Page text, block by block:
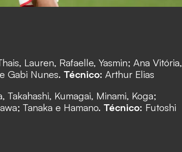
Lauren, Rafaelle, Yasmin; Ana Vitória,
Gabi Nunes. Técnico: Arthur Elias
Takahashi, Kumagai, Minami, Koga;
Tanaka e Hamano. Técnico: Futoshi